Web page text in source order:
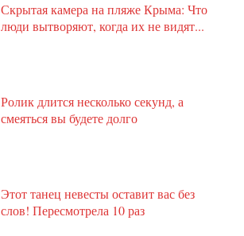
Скрытая камера на пляже Крыма: Что
люди вытворяют, когда их не видят...
Ролик длится несколько секунд, а
смеяться вы будете долго
Этот танец невесты оставит вас без
слов! Пересмотрела 10 раз